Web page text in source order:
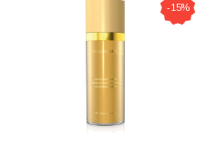
-15%